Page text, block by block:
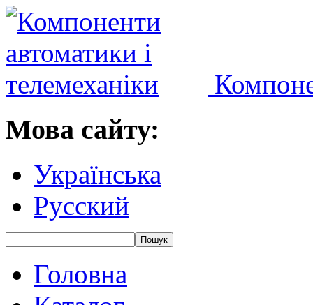
Мова сайту:
Українська
Русский
Головна